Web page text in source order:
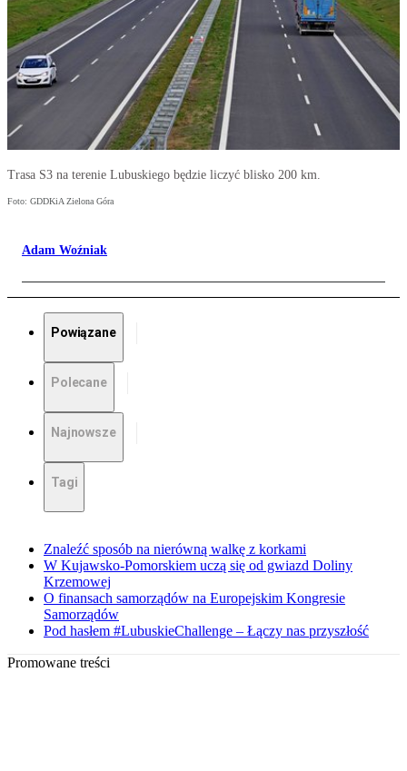
Trasa S3 na terenie Lubuskiego będzie liczyć blisko 200 km.
Foto: GDDKiA Zielona Góra
Adam Woźniak
Powiązane
Polecane
Najnowsze
Tagi
Znaleźć sposób na nierówną walkę z korkami
W Kujawsko-Pomorskiem uczą się od gwiazd Doliny
Krzemowej
O finansach samorządów na Europejskim Kongresie
Samorządów
Pod hasłem #LubuskieChallenge – Łączy nas przyszłość
Promowane treści